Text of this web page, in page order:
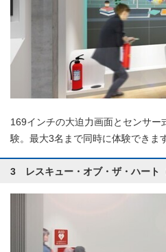
169インチの大迫力画面とセンサー
験。最大3名まで同時に体験できま
3 レスキュー・オブ・ザ・ハート